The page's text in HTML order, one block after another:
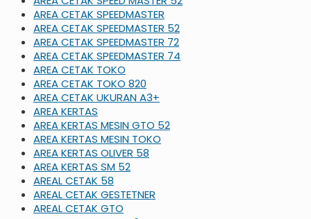
AREA CETAK SPEEDMASTER
AREA CETAK SPEEDMASTER 52
AREA CETAK SPEEDMASTER 72
AREA CETAK SPEEDMASTER 74
AREA CETAK TOKO
AREA CETAK TOKO 820
AREA CETAK UKURAN A3+
AREA KERTAS
AREA KERTAS MESIN GTO 52
AREA KERTAS MESIN TOKO
AREA KERTAS OLIVER 58
AREA KERTAS SM 52
AREAL CETAK 58
AREAL CETAK GESTETNER
AREAL CETAK GTO